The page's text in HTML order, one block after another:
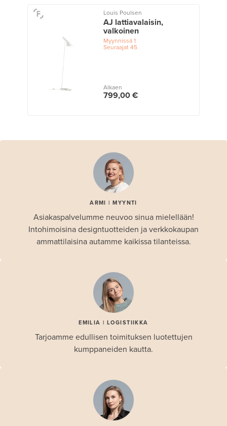
Louis Poulsen
AJ lattiavalaisin,
valkoinen
Myynnissä1
Seuraajat 45
Alkaen
799,00 €
ARMI | MYYNTI
Asiakaspalvelumme neuvoo sinua mielellään!
Intohimoisina designtuotteiden ja verkkokaupan
ammattilaisina autamme kaikissa tilanteissa.
EMILIA | LOGISTIIKKA
Tarjoamme edullisen toimituksen luotettujen
kumppaneiden kautta.